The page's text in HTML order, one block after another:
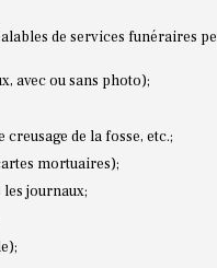
de services funéraires
avec ou sans photo);
de la fosse, etc.;
mortuaires);
journaux;